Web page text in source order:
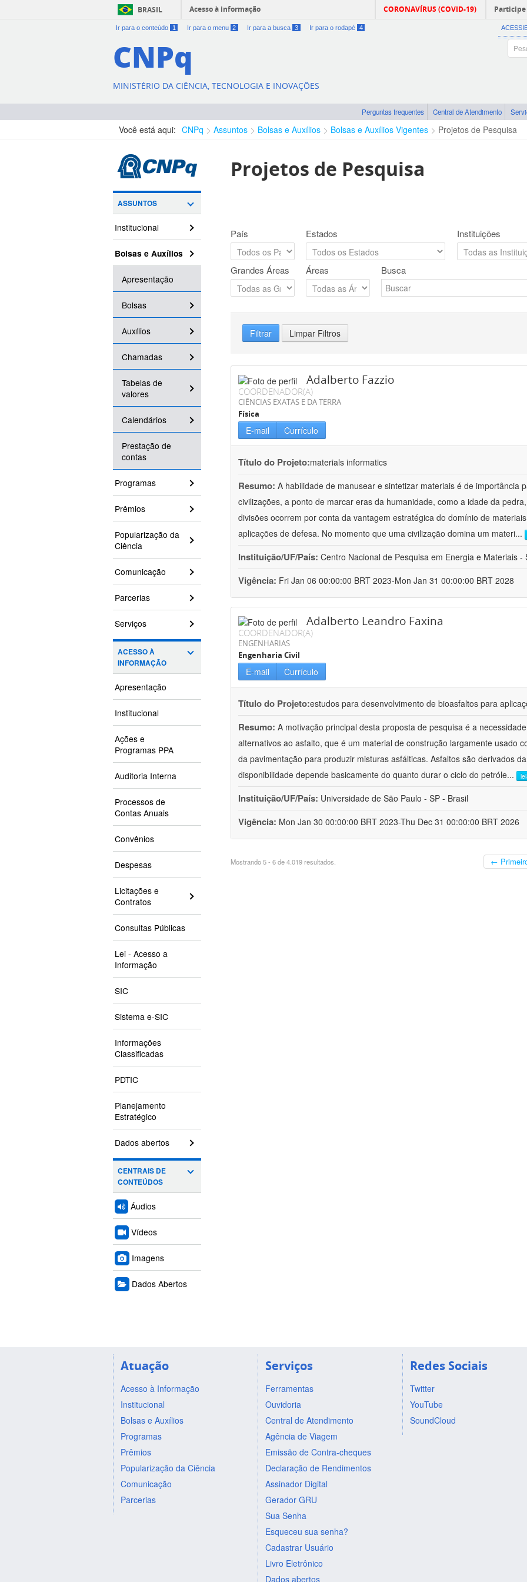
BRASIL Acesso à informação CORONAVÍRUS (COVID-19) Participe
Ir para o conteúdo 1 Ir para o menu 2 Ir para a busca 3 Ir para o rodapé 4
CNPq
MINISTÉRIO DA CIÊNCIA, TECNOLOGIA E INOVAÇÕES
Perguntas frequentes Central de Atendimento
Você está aqui: CNPq Assuntos Bolsas e Auxílios Bolsas e Auxílios Vigentes Projetos de Pesquisa
ASSUNTOS
Institucional
Bolsas e Auxílios
Apresentação
Bolsas
Auxílios
Chamadas
Tabelas de
valores
Calendários
Prestação de
contas
Programas
Prêmios
Popularização da
Ciência
Comunicação
Parcerias
Serviços
ACESSO À
INFORMAÇÃO
Apresentação
Institucional
Ações e
Programas PPA
Auditoria Interna
Processos de
Contas Anuais
Convênios
Despesas
Licitações e
Contratos
Consultas Públicas
Lei - Acesso a
Informação
SIC
Sistema e-SIC
Informações
Classificadas
PDTIC
Planejamento
Estratégico
Dados abertos
CENTRAIS DE
CONTEÚDOS
Áudios
Vídeos
Imagens
Dados Abertos
Projetos de Pesquisa
País Estados Instituições
Grandes Áreas Áreas Busca
Filtrar Limpar Filtros
Adalberto Fazzio
COORDENADOR(A)
CIÊNCIAS EXATAS E DA TERRA
Física
E-mail Currículo
Título do Projeto:materials informatics
Resumo: A habilidade de manusear e sintetizar materiais é de importância
civilizações, a ponto de marcar eras da humanidade, como a idade da
divisões ocorrem por conta da vantagem estratégica do domínio de
aplicações de defesa. No momento que uma civilização domina um materi...
Instituição/UF/País: Centro Nacional de Pesquisa em Energia e Materiais -
Vigência: Fri Jan 06 00:00:00 BRT 2023-Mon Jan 31 00:00:00 BRT 2028
Adalberto Leandro Faxina
COORDENADOR(A)
ENGENHARIAS
Engenharia Civil
E-mail Currículo
Título do Projeto:estudos para desenvolvimento de bioasfaltos para
Resumo: A motivação principal desta proposta de pesquisa é a
alternativos ao asfalto, que é um material de construção largamente usado
da pavimentação para produzir misturas asfálticas. Asfaltos são derivados
disponibilidade depende basicamente do quanto durar o ciclo do petróle...
Instituição/UF/País: Universidade de São Paulo - SP - Brasil
Vigência: Mon Jan 30 00:00:00 BRT 2023-Thu Dec 31 00:00:00 BRT 2026
Mostrando 5 - 6 de 4.019 resultados. ←
Atuação
Acesso à Informação
Institucional
Bolsas e Auxílios
Programas
Prêmios
Popularização da Ciência
Comunicação
Parcerias
Serviços
Ferramentas
Ouvidoria
Central de Atendimento
Agência de Viagem
Emissão de Contra-cheques
Declaração de Rendimentos
Assinador Digital
Gerador GRU
Sua Senha
Esqueceu sua senha?
Cadastrar Usuário
Livro Eletrônico
Dados abertos
Redes Sociais
Twitter
YouTube
SoundCloud